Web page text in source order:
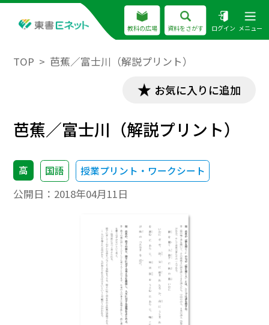
教科の広場 資料をさがす ログイン メニュー
TOP 芭蕉／富士川（解説プリント）
お気に入りに追加
芭蕉／富士川（解説プリント）
高 国語 授業プリント・ワークシート
公開日： 2018年04月11日